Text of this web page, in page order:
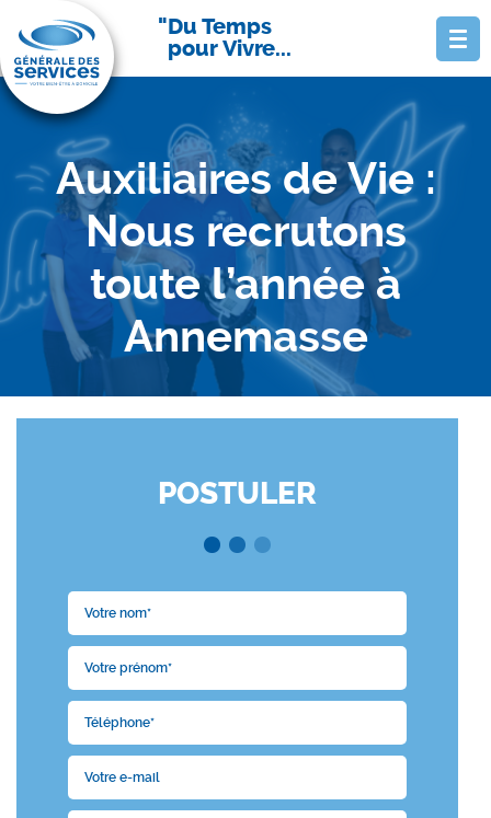
Du Temps
pour Vivre...
Auxiliaires de Vie :
Nous recrutons
toute l’année à
Annemasse
POSTULER